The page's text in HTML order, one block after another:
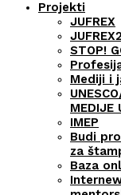
Projekti
JUFREX
JUFREX2
STOP!
Mediji i
MEDIJE
IMEP
Budi
za
Baza